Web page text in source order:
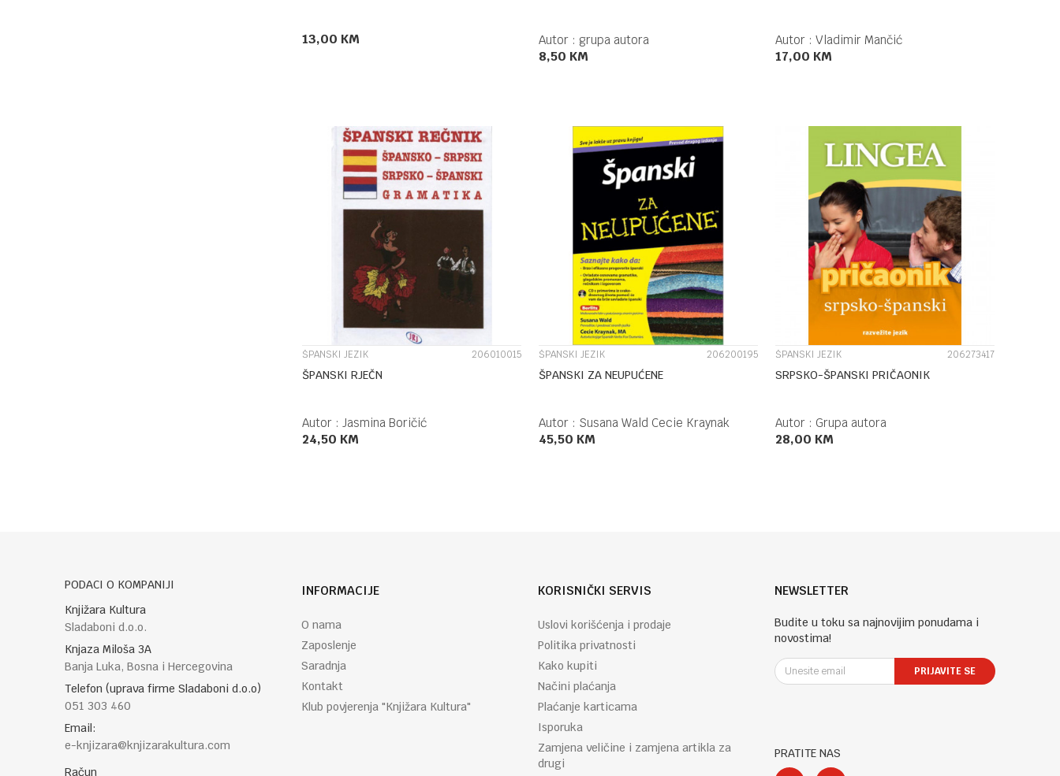
13,00 KM Autor : grupa autora
8,50 KM
Autor : Vladimir Mančić
17,00 KM
UPOREDI
ŠPANSKI JEZIK 206010015
ŠPANSKI RJEČN
Autor : Jasmina Boričić
24,50 KM
UPOREDI
ŠPANSKI JEZIK 206200195
ŠPANSKI ZA NEUPUĆENE
Autor : Susana Wald Cecie Kraynak
45,50 KM
UPOREDI
ŠPANSKI JEZIK 206273417
SRPSKO-ŠPANSKI PRIČAONIK
Autor : Grupa autora
28,00 KM
PODACI O KOMPANIJI
Knjižara Kultura
Sladaboni d.o.o.
Knjaza Miloša 3A
Banja Luka, Bosna i Hercegovina
Telefon (uprava firme Sladaboni d.o.o)
051 303 460
Email:
e-knjizara@knjizarakultura.com
Račun
INFORMACIJE
O nama
Zaposlenje
Saradnja
Kontakt
Klub povjerenja "Knjižara Kultura"
KORISNIČKI SERVIS
Uslovi korišćenja i prodaje
Politika privatnosti
Kako kupiti
Načini plaćanja
Plaćanje karticama
Isporuka
Zamjena veličine i zamjena artikla za
drugi
NEWSLETTER
Budite u toku sa najnovijim ponudama i
novostima!
PRIJAVITE SE
PRATITE NAS